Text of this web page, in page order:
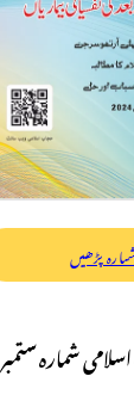
شمارہ پڑھیں
شمارہ ستمبر